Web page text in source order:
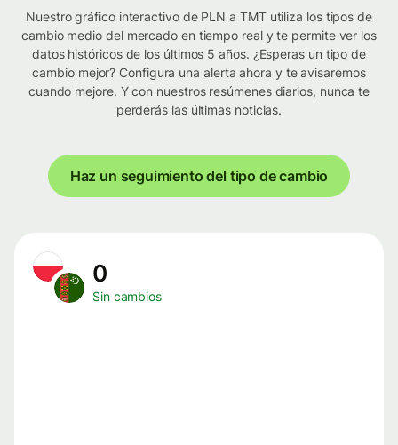
Nuestro gráfico interactivo de PLN a TMT utiliza los tipos de
cambio medio del mercado en tiempo real y te permite ver los
datos históricos de los últimos 5 años. ¿Esperas un tipo de
cambio mejor? Configura una alerta ahora y te avisaremos
cuando mejore. Y con nuestros resúmenes diarios, nunca te
perderás las últimas noticias.
Haz un seguimiento del tipo de cambio
0
Sin cambios